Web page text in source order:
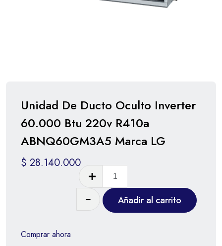
Unidad De Ducto Oculto Inverter
60.000 Btu 220v R410a
ABNQ60GM3A5 Marca LG
$ 28.140.000
Añadir al carrito
Comprar ahora